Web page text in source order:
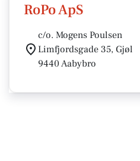
RoPo ApS
c/o. Mogens Poulsen
Limfjordsgade 35, Gjøl
9440 Aabybro